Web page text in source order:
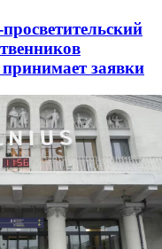
заявки